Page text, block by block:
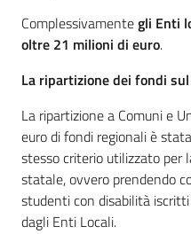
Complessivamentegli Enti
oltre 21 milioni di euro.
La ripartizione dei fondi
La ripartizione a Comuni e
euro di fondi regionali è
stesso criterio utilizzato per
statale, ovvero prendendo
studenti con disabilità
dagli Enti Locali.